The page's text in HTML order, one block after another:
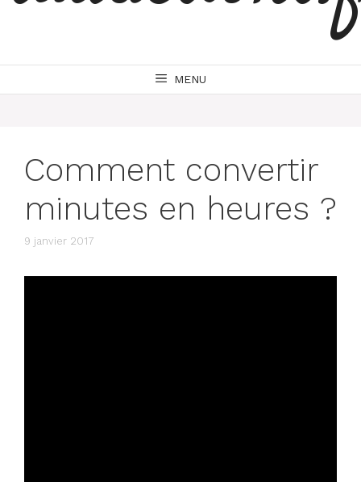
MENU
Comment convertir
minutes en heures ?
9 janvier 2017